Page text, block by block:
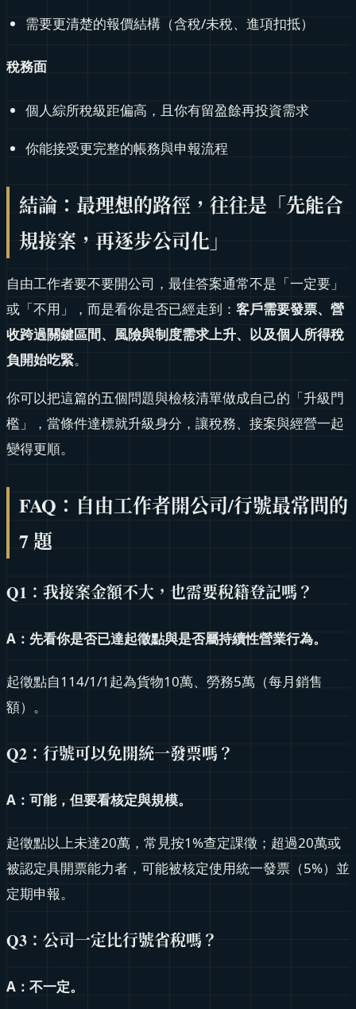
需要更清楚的報價結構（含稅/未稅、進項扣抵）
稅務面
個人綜所稅級距偏高，且你有留盈餘再投資需求
你能接受更完整的帳務與申報流程
結論：最理想的路徑，往往是「先能合
規接案，再逐步公司化」
自由工作者要不要開公司，最佳答案通常不是「一定要」
或「不用」，而是看你是否已經走到： 客戶需要發票、營
收跨過關鍵區間、風險與制度需求上升、以及個人所得稅
負開始吃緊。
你可以把這篇的五個問題與檢核清單做成自己的「升級門
檻」，當條件達標就升級身分，讓稅務、接案與經營一起
變得更順。
FAQ：自由工作者開公司/行號最常問的
7 題
Q1：我接案金額不大，也需要稅籍登記嗎？
A：先看你是否已達起徵點與是否屬持續性營業行為。
起徵點自114/1/1起為貨物10萬、勞務5萬（每月銷售
額）。
Q2：行號可以免開統一發票嗎？
A：可能，但要看核定與規模。
起徵點以上未達20萬，常見按1%查定課徵；超過20萬或
被認定具開票能力者，可能被核定使用統一發票（5%）並
定期申報。
Q3：公司一定比行號省稅嗎？
A：不一定。